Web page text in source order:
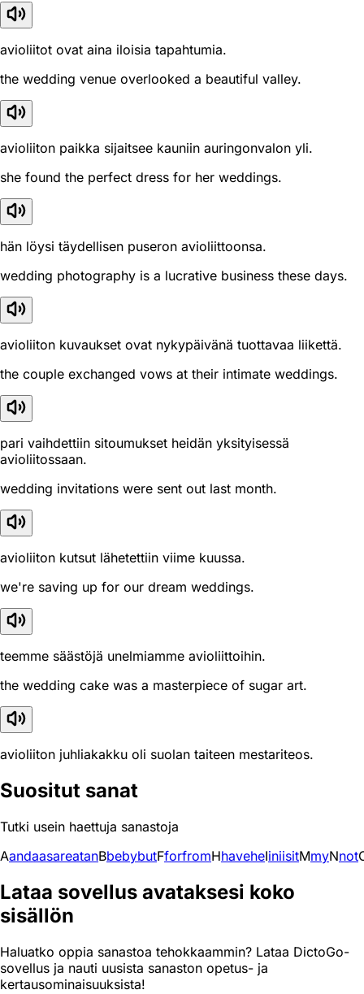
avioliitot ovat aina iloisia tapahtumia.
the wedding venue overlooked a beautiful valley.
avioliiton paikka sijaitsee kauniin auringonvalon yli.
she found the perfect dress for her weddings.
hän löysi täydellisen puseron avioliittoonsa.
wedding photography is a lucrative business these days.
avioliiton kuvaukset ovat nykypäivänä tuottavaa liikettä.
the couple exchanged vows at their intimate weddings.
pari vaihdettiin sitoumukset heidän yksityisessä
avioliitossaan.
wedding invitations were sent out last month.
avioliiton kutsut lähetettiin viime kuussa.
we're saving up for our dream weddings.
teemme säästöjä unelmiamme avioliittoihin.
the wedding cake was a masterpiece of sugar art.
avioliiton juhliakakku oli suolan taiteen mestariteos.
Suositut sanat
Tutki usein haettuja sanastoja
AandaasareatanBbebybutFforfromHhaveheIiniisitMmyNnot
Lataa sovellus avataksesi koko
sisällön
Haluatko oppia sanastoa tehokkaammin? Lataa DictoGo-
sovellus ja nauti uusista sanaston opetus- ja
kertausominaisuuksista!